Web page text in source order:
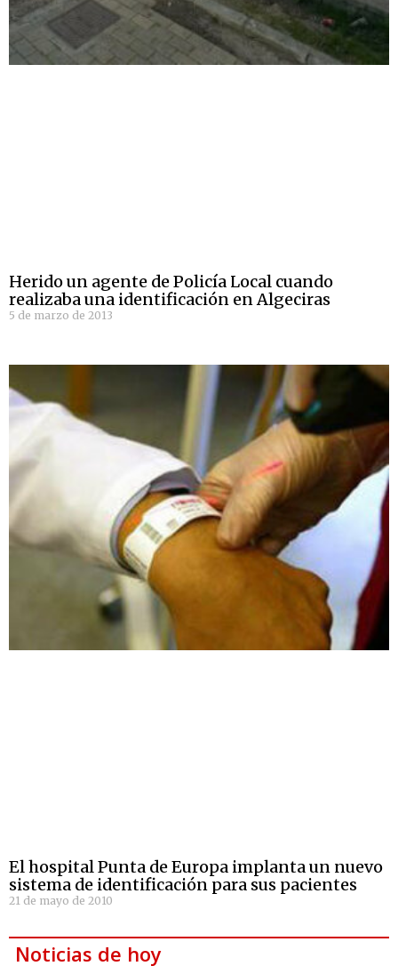
Herido un agente de Policía Local cuando
realizaba una identificación en Algeciras
5 de marzo de 2013
El hospital Punta de Europa implanta un nuevo
sistema de identificación para sus pacientes
21 de mayo de 2010
Noticias de hoy